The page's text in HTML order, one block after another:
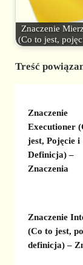
Znaczenie
(Co to jest,
Treść
Znaczenie
Executioner
jest, Pojęcie i
Definicja) –
Znaczenia
Znaczenie
(Co to jest,
definicja) –